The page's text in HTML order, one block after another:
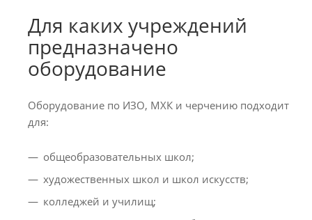
Для каких учреждений
предназначено
оборудование
Оборудование по ИЗО, МХК и черчению подходит
для:
общеобразовательных школ;
художественных школ и школ искусств;
колледжей и училищ;